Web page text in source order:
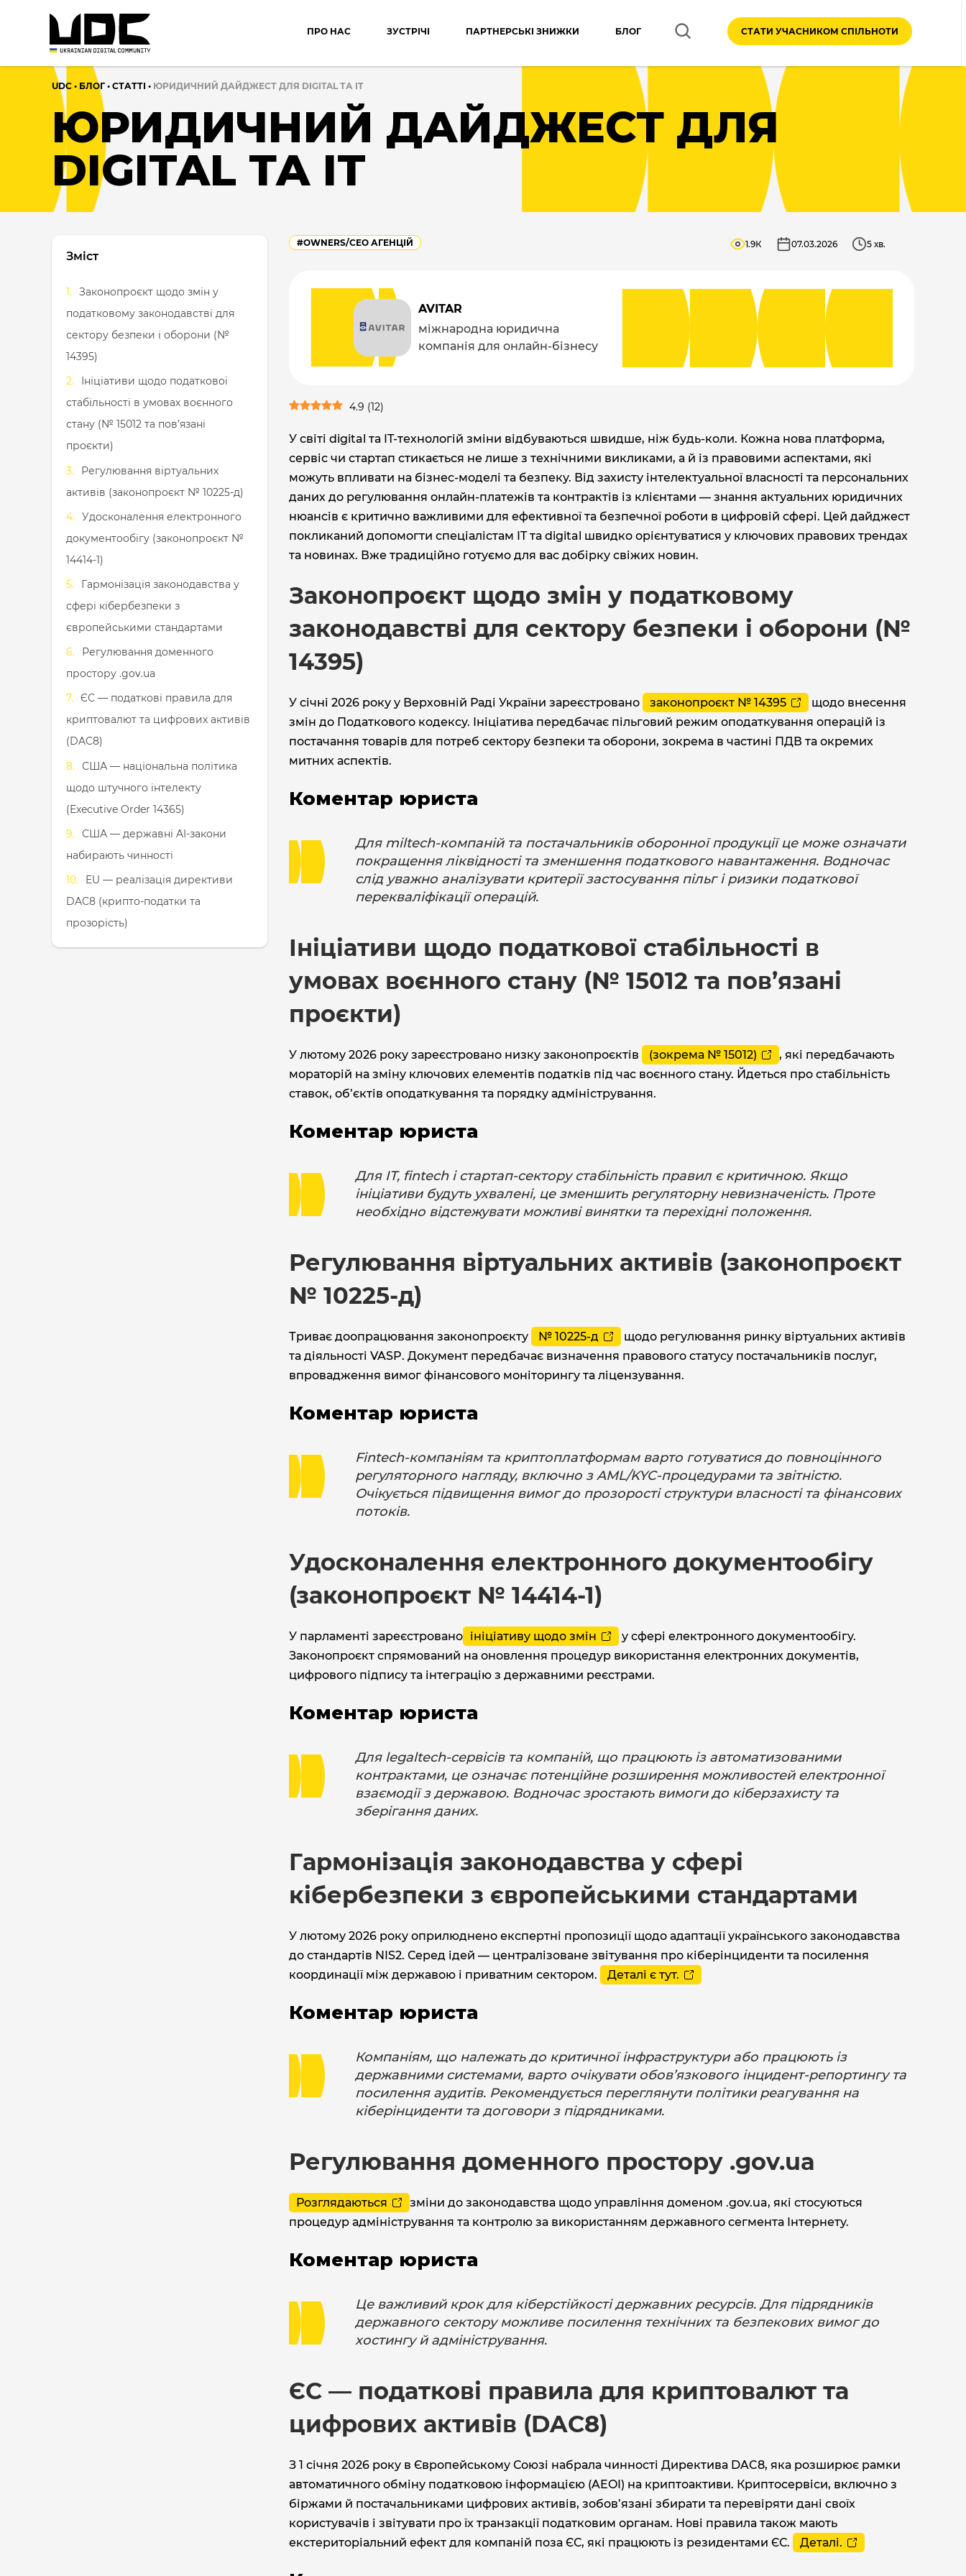
ПРО НАС ЗУСТРІЧІ ПАРТНЕРСЬКІ ЗНИЖКИ БЛОГ СТАТИ УЧАСНИКОМ СПІЛЬНОТИ
UDC • БЛОГ • CТАТТІ • ЮРИДИЧНИЙ ДАЙДЖЕСТ ДЛЯ DIGITAL ТА IT
ЮРИДИЧНИЙ ДАЙДЖЕСТ ДЛЯ
DIGITAL ТА IT
Зміст
Законопроєкт щодо змін у
податковому законодавстві для
сектору безпеки і оборони (№
14395)
Ініціативи щодо податкової
стабільності в умовах воєнного
стану (№ 15012 та пов’язані
проєкти)
Регулювання віртуальних
активів (законопроєкт № 10225-д)
Удосконалення електронного
документообігу (законопроєкт №
14414-1)
Гармонізація законодавства у
сфері кібербезпеки з
європейськими стандартами
Регулювання доменного
простору .gov.ua
ЄС — податкові правила для
криптовалют та цифрових активів
(DAC8)
США — національна політика
щодо штучного інтелекту
(Executive Order 14365)
США — державні AI-закони
набирають чинності
EU — реалізація директиви
DAC8 (крипто-податки та
прозорість)
#OWNERS/СEO АГЕНЦІЙ 5 хв.
07.03.2026
1.9К
AVITAR
міжнародна юридична
компанія для онлайн-бізнесу
4.9 (12)
У світі digital та IT-технологій зміни відбуваються швидше, ніж будь-коли. Кожна нова платформа,
сервіс чи стартап стикається не лише з технічними викликами, а й із правовими аспектами, які
можуть впливати на бізнес-моделі та безпеку. Від захисту інтелектуальної власності та персональних
даних до регулювання онлайн-платежів та контрактів із клієнтами — знання актуальних юридичних
нюансів є критично важливими для ефективної та безпечної роботи в цифровій сфері. Цей дайджест
покликаний допомогти спеціалістам IT та digital швидко орієнтуватися у ключових правових трендах
та новинах. Вже традиційно готуємо для вас добірку свіжих новин.
Законопроєкт щодо змін у податковому
законодавстві для сектору безпеки і оборони (№
14395)
У січні 2026 року у Верховній Раді України зареєстровано законопроєкт № 14395
щодо внесення
змін до Податкового кодексу. Ініціатива передбачає пільговий режим оподаткування операцій із
постачання товарів для потреб сектору безпеки та оборони, зокрема в частині ПДВ та окремих
митних аспектів.
Коментар юриста
Для miltech-компаній та постачальників оборонної продукції це може означати
покращення ліквідності та зменшення податкового навантаження. Водночас
слід уважно аналізувати критерії застосування пільг і ризики податкової
перекваліфікації операцій.
Ініціативи щодо податкової стабільності в
умовах воєнного стану (№ 15012 та пов’язані
проєкти)
У лютому 2026 року зареєстровано низку законопроєктів (зокрема № 15012)
, які передбачають
мораторій на зміну ключових елементів податків під час воєнного стану. Йдеться про стабільність
ставок, об’єктів оподаткування та порядку адміністрування.
Коментар юриста
Для IT, fintech і стартап-сектору стабільність правил є критичною. Якщо
ініціативи будуть ухвалені, це зменшить регуляторну невизначеність. Проте
необхідно відстежувати можливі винятки та перехідні положення.
Регулювання віртуальних активів (законопроєкт
№ 10225-д)
Триває доопрацювання законопроєкту № 10225-д
щодо регулювання ринку віртуальних активів
та діяльності VASP. Документ передбачає визначення правового статусу постачальників послуг,
впровадження вимог фінансового моніторингу та ліцензування.
Коментар юриста
Fintech-компаніям та криптоплатформам варто готуватися до повноцінного
регуляторного нагляду, включно з AML/KYC-процедурами та звітністю.
Очікується підвищення вимог до прозорості структури власності та фінансових
потоків.
Удосконалення електронного документообігу
(законопроєкт № 14414-1)
У парламенті зареєстровано ініціативу щодо змін
у сфері електронного документообігу.
Законопроєкт спрямований на оновлення процедур використання електронних документів,
цифрового підпису та інтеграцію з державними реєстрами.
Коментар юриста
Для legaltech-сервісів та компаній, що працюють із автоматизованими
контрактами, це означає потенційне розширення можливостей електронної
взаємодії з державою. Водночас зростають вимоги до кіберзахисту та
зберігання даних.
Гармонізація законодавства у сфері
кібербезпеки з європейськими стандартами
У лютому 2026 року оприлюднено експертні пропозиції щодо адаптації українського законодавства
до стандартів NIS2. Серед ідей — централізоване звітування про кіберінциденти та посилення
координації між державою і приватним сектором.
Деталі є тут.
Коментар юриста
Компаніям, що належать до критичної інфраструктури або працюють із
державними системами, варто очікувати обов’язкового інцидент-репортингу та
посилення аудитів. Рекомендується переглянути політики реагування на
кіберінциденти та договори з підрядниками.
Регулювання доменного простору .gov.ua
Розглядаються
зміни до законодавства щодо управління доменом .gov.ua, які стосуються
процедур адміністрування та контролю за використанням державного сегмента Інтернету.
Коментар юриста
Це важливий крок для кіберстійкості державних ресурсів. Для підрядників
державного сектору можливе посилення технічних та безпекових вимог до
хостингу й адміністрування.
ЄС — податкові правила для криптовалют та
цифрових активів (DAC8)
З 1 січня 2026 року в Європейському Союзі набрала чинності Директива DAC8, яка розширює рамки
автоматичного обміну податковою інформацією (AEOI) на криптоактиви. Криптосервіси, включно з
біржами й постачальниками цифрових активів, зобов’язані збирати та перевіряти дані своїх
користувачів і звітувати про їх транзакції податковим органам. Нові правила також мають
екстериторіальний ефект для компаній поза ЄС, які працюють із резидентами ЄС.
Деталі.